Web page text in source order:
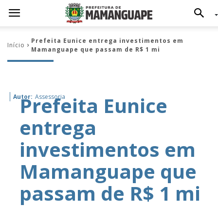
Início
Prefeita Eunice entrega investimentos em
Mamanguape que passam de R$ 1 mi
Autor: Assessoria
Prefeita Eunice
entrega
investimentos em
Mamanguape que
passam de R$ 1 mi